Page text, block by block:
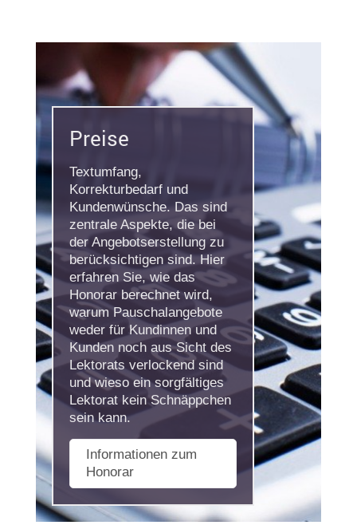
Preise
Textumfang,
Korrekturbedarf und
Kundenwünsche. Das sind
zentrale Aspekte, die bei
der Angebotserstellung zu
berücksichtigen sind. Hier
erfahren Sie, wie das
Honorar berechnet wird,
warum Pauschalangebote
weder für Kundinnen und
Kunden noch aus Sicht des
Lektorats verlockend sind
und wieso ein sorgfältiges
Lektorat kein Schnäppchen
sein kann.
Informationen zum
Honorar